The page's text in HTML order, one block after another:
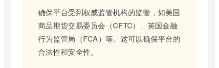
确保平台受到权威监管机构的监管，如美国
商品期货交易委员会（CFTC）、英国金融
行为监管局（FCA）等。这可以确保平台的
合法性和安全性。